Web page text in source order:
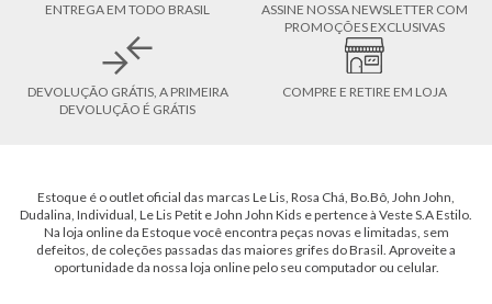
ENTREGA EM TODO BRASIL
ASSINE NOSSA NEWSLETTER COM
PROMOÇÕES EXCLUSIVAS
DEVOLUÇÃO GRÁTIS, A PRIMEIRA
DEVOLUÇÃO É GRÁTIS
COMPRE E RETIRE EM LOJA
Estoque é o outlet oficial das marcas Le Lis, Rosa Chá, Bo.Bô, John John,
Dudalina, Individual, Le Lis Petit e John John Kids e pertence à Veste S.A Estilo.
Na loja online da Estoque você encontra peças novas e limitadas, sem
defeitos, de coleções passadas das maiores grifes do Brasil. Aproveite a
oportunidade da nossa loja online pelo seu computador ou celular.